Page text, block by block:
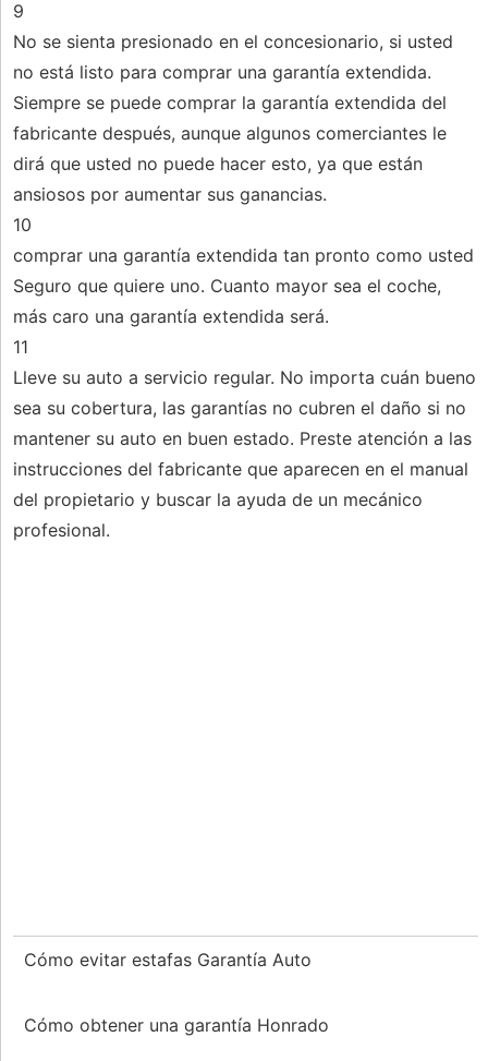
9
No se sienta presionado en el concesionario, si usted
no está listo para comprar una garantía extendida.
Siempre se puede comprar la garantía extendida del
fabricante después, aunque algunos comerciantes le
dirá que usted no puede hacer esto, ya que están
ansiosos por aumentar sus ganancias.
10
comprar una garantía extendida tan pronto como usted
Seguro que quiere uno. Cuanto mayor sea el coche,
más caro una garantía extendida será.
11
Lleve su auto a servicio regular. No importa cuán bueno
sea su cobertura, las garantías no cubren el daño si no
mantener su auto en buen estado. Preste atención a las
instrucciones del fabricante que aparecen en el manual
del propietario y buscar la ayuda de un mecánico
profesional.
Cómo evitar estafas Garantía Auto
Cómo obtener una garantía Honrado